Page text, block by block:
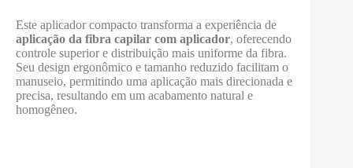
Este aplicador compacto transforma a experiência de
aplicação da fibra capilar com aplicador, oferecendo
controle superior e distribuição mais uniforme da fibra.
Seu design ergonômico e tamanho reduzido facilitam o
manuseio, permitindo uma aplicação mais direcionada e
precisa, resultando em um acabamento natural e
homogêneo.